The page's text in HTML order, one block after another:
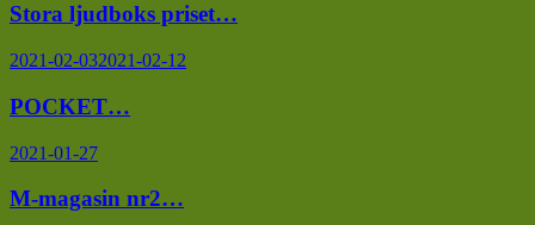
Stora ljudboks priset…
2021-02-032021-02-12
POCKET…
2021-01-27
M-magasin nr2…